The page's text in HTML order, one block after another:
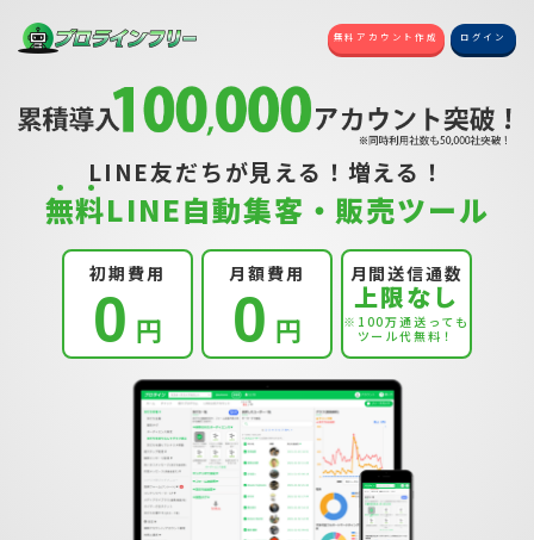
無料アカウント作成 ログイン
LINE友だちが見える！増える！
無料LINE自動集客・販売ツール
初期費用
0 円
月額費用
0 円
月間送信通数
上限なし
※100万通送っても
ツール代無料！